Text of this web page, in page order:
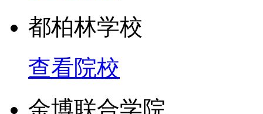
都柏林学校
查看院校
金博联合学院